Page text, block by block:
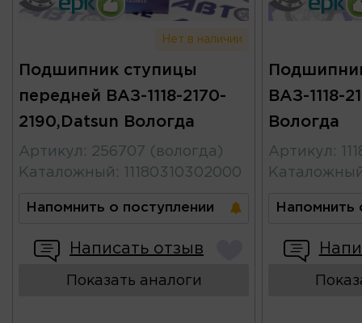
Нет в наличии
Подшипник ступицы
передней ВАЗ-1118-2170-
2190,Datsun Вологда
Артикул : 256707 (вологда)
Каталожный : 11180310302000
Напомнить о поступлении
Написать отзыв
Показать аналоги
ВАЗ-1118-
Вологда
Артикул :
Напомнить